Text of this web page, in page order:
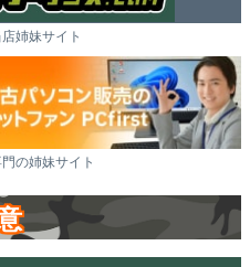
姉妹サイト
の姉妹サイト